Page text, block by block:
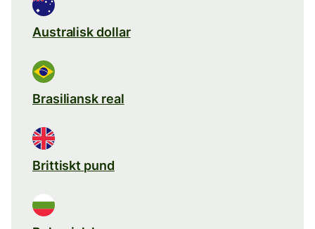
Australisk dollar
Brasiliansk real
Brittiskt pund